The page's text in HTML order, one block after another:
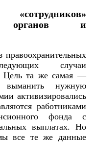
органов и
случаи
Цель та же самая —
выманить нужную
активизировались
работниками
фонда с
выплатах. Но
все те же данные